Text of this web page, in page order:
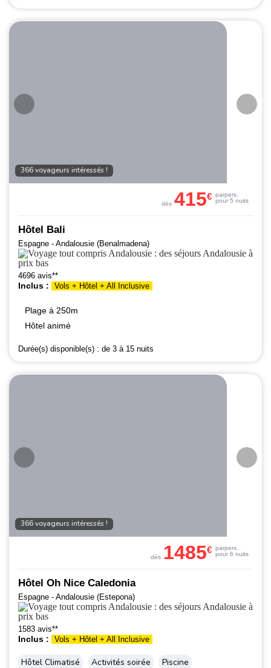
366 voyageurs intéressés !
Hôtel Bali
Espagne - Andalousie (Benalmadena)
4696 avis**
Inclus : Vols + Hôtel + All Inclusive
Plage à 250m
Hôtel animé
Durée(s) disponible(s) : de 3 à 15 nuits
dès 415€ parpers.
pour 5 nuits
366 voyageurs intéressés !
Hôtel Oh Nice Caledonia
Espagne - Andalousie (Estepona)
1583 avis**
Inclus : Vols + Hôtel + All Inclusive
Hôtel Climatisé Activités soirée Piscine
dès 1485€ parpers.
pour 6 nuits